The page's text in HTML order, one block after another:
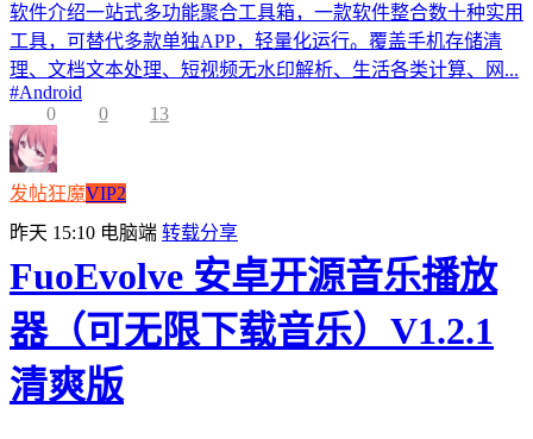
软件介绍一站式多功能聚合工具箱，一款软件整合数十种实用
工具，可替代多款单独APP，轻量化运行。覆盖手机存储清
理、文档文本处理、短视频无水印解析、生活各类计算、网...
#Android
0
0 13
发帖狂魔VIP2
昨天 15:10 电脑端 转载分享
FuoEvolve 安卓开源音乐播放
器（可无限下载音乐）V1.2.1
清爽版